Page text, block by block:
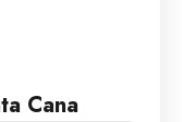
Cana